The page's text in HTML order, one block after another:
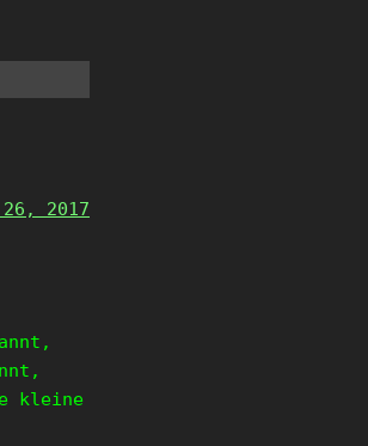
2017
kleine